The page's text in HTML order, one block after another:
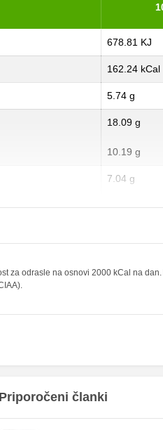
678.81 KJ
162.24 kCal
5.74 g
18.09 g
10.19 g
kisline
7.04 g
2.58 g
41.64 mg
0.29 mg
za odrasle na osnovi 2000 kCal na
Priporočeni članki